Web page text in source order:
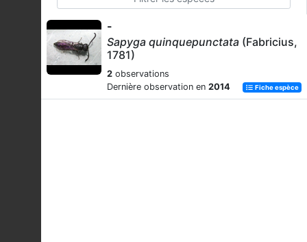
-
Sapyga quinquepunctata (Fabricius,
1781)
2 observations
Dernière observation en 2014 Fiche espèce